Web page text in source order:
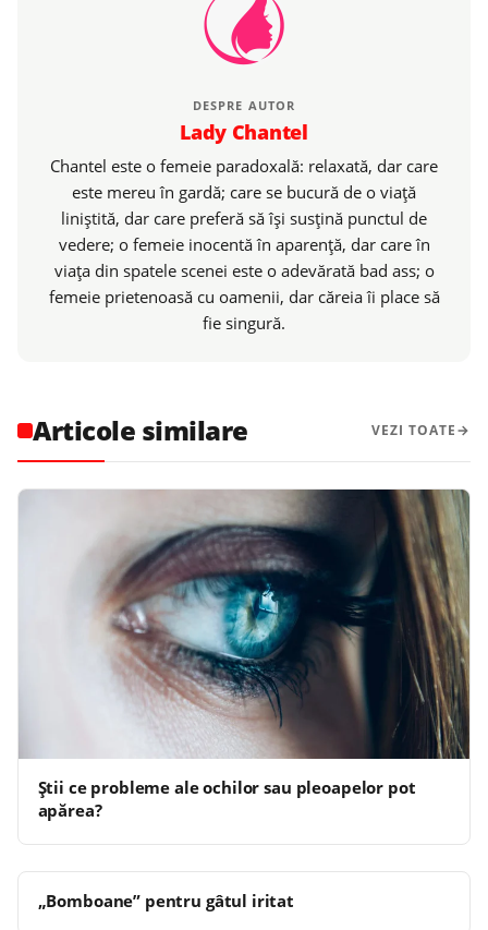
DESPRE AUTOR
Lady Chantel
Chantel este o femeie paradoxală: relaxată, dar care
este mereu în gardă; care se bucură de o viaţă
liniştită, dar care preferă să îşi susţină punctul de
vedere; o femeie inocentă în aparenţă, dar care în
viaţa din spatele scenei este o adevărată bad ass; o
femeie prietenoasă cu oamenii, dar căreia îi place să
fie singură.
Articole similare VEZI TOATE
Știi ce probleme ale ochilor sau pleoapelor pot
apărea?
„Bomboane” pentru gâtul iritat